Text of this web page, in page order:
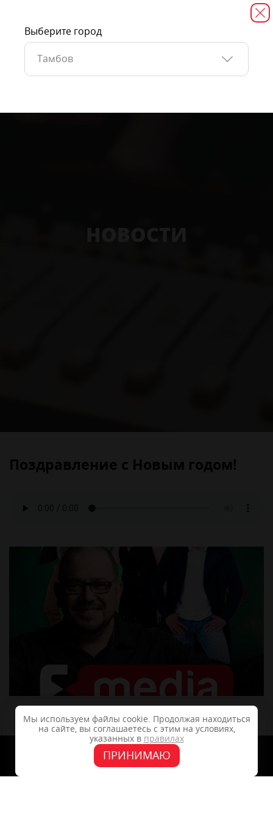
Поздравление с Новым годом!
Мы используем файлы cookie. Продолжая находиться
на сайте, вы соглашаетесь с этим на условиях,
указанных в правилах
ПРИНИМАЮ
Выберите город
Тамбов